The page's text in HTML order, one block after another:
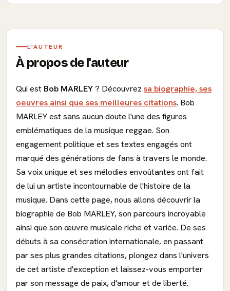
L'AUTEUR
À propos de l'auteur
Qui est Bob MARLEY? Découvrez sa biographie, ses
oeuvres ainsi que ses meilleures citations. Bob
MARLEY est sans aucun doute l'une des figures
emblématiques de la musique reggae. Son
engagement politique et ses textes engagés ont
marqué des générations de fans à travers le monde.
Sa voix unique et ses mélodies envoûtantes ont fait
de lui un artiste incontournable de l'histoire de la
musique. Dans cette page, nous allons découvrir la
biographie de Bob MARLEY, son parcours incroyable
ainsi que son œuvre musicale riche et variée. De ses
débuts à sa consécration internationale, en passant
par ses plus grandes citations, plongez dans l'univers
de cet artiste d'exception et laissez-vous emporter
par son message de paix, d'amour et de liberté.